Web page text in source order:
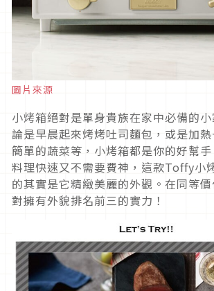
圖片來源
小烤箱絕對是單身貴族在家中必備的
論是早晨起來烤烤吐司麵包，或是加
簡單的蔬菜等，小烤箱都是你的好幫
料理快速又不需要費神，這款Toffy小
的其實是它精緻美麗的外觀。在同等
對擁有外貌排名前三的實力！